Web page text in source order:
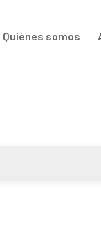
Quiénes somos